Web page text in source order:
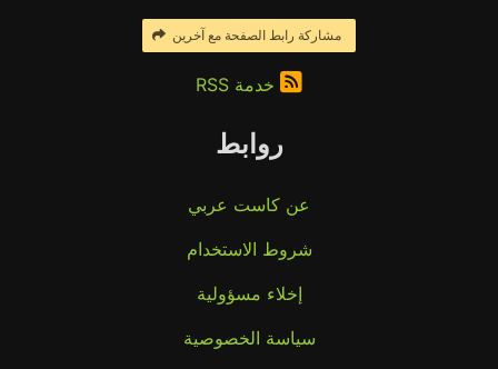
مشاركة رابط الصفحة مع آخرين
خدمة RSS
روابط
عن كاست عربي
شروط الاستخدام
إخلاء مسؤولية
سياسة الخصوصية